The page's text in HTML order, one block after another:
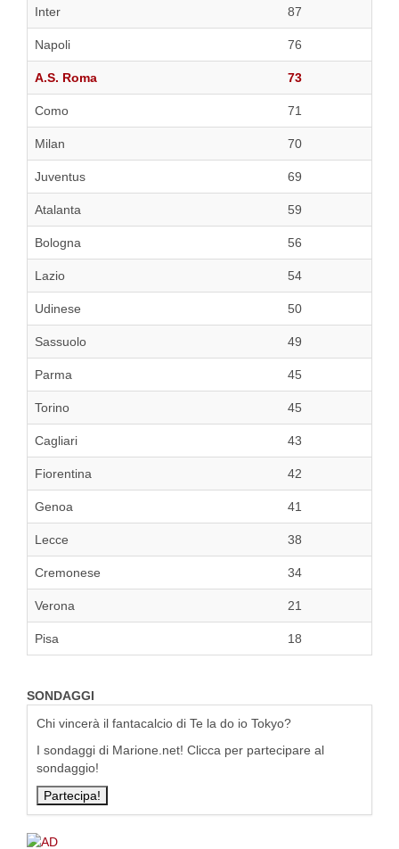
Inter
87
Napoli 76
A.S. Roma 73
Como 71
Milan 70
Juventus 69
Atalanta 59
Bologna 56
Lazio 54
Udinese 50
Sassuolo 49
Parma 45
Torino 45
Cagliari 43
Fiorentina 42
Genoa 41
Lecce 38
Cremonese 34
Verona 21
Pisa 18
SONDAGGI
Chi vincerà il fantacalcio di Te la do io Tokyo?
I sondaggi di Marione.net! Clicca per partecipare al
sondaggio!